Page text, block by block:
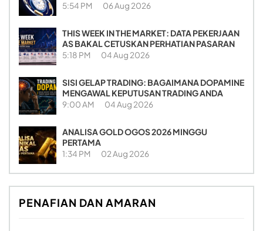
5:54 PM 06 Aug 2026
THIS WEEK IN THE MARKET: DATA PEKERJAAN
AS BAKAL CETUSKAN PERHATIAN PASARAN
5:18 PM 04 Aug 2026
SISI GELAP TRADING: BAGAIMANA DOPAMINE
MENGAWAL KEPUTUSAN TRADING ANDA
9:00 AM 04 Aug 2026
ANALISA GOLD OGOS 2026 MINGGU
PERTAMA
1:34 PM 02 Aug 2026
PENAFIAN DAN AMARAN